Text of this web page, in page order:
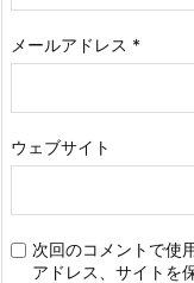
メールアドレス *
ウェブサイト
次回のコメントで使
アドレス、サイトを